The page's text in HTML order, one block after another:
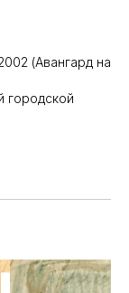
(Авангард на
городской